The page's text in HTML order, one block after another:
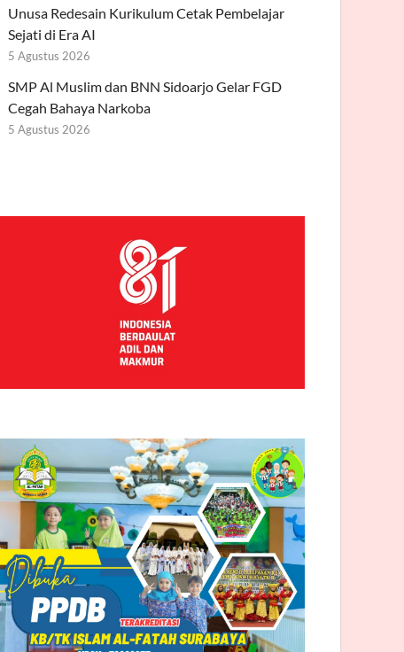
Unusa Redesain Kurikulum Cetak Pembelajar
Sejati di Era AI
5 Agustus 2026
SMP Al Muslim dan BNN Sidoarjo Gelar FGD
Cegah Bahaya Narkoba
5 Agustus 2026